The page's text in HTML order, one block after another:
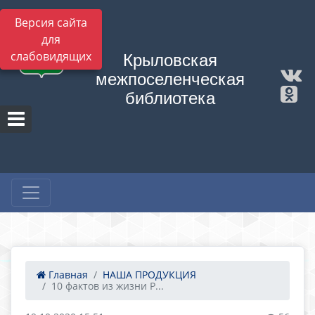
Версия сайта
для
слабовидящих
Крыловская
межпоселенческая
библиотека
Главная
НАША ПРОДУКЦИЯ
10 фактов из жизни Р...